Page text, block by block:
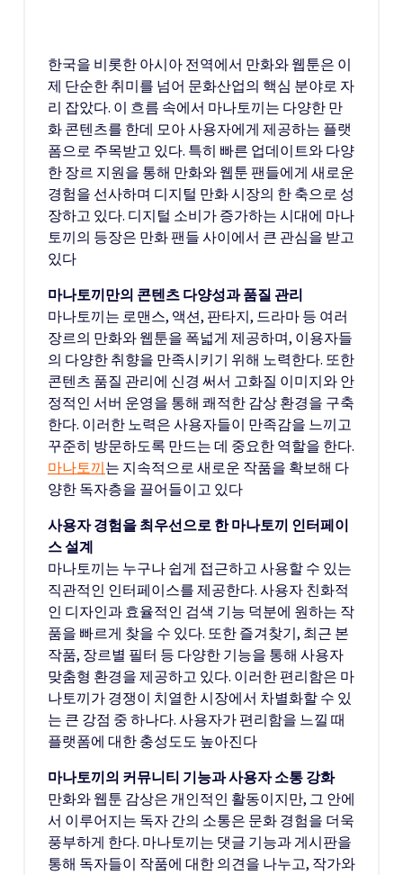
한국을 비롯한 아시아 전역에서 만화와 웹툰은 이
제 단순한 취미를 넘어 문화산업의 핵심 분야로 자
리 잡았다. 이 흐름 속에서 마나토끼는 다양한 만
화 콘텐츠를 한데 모아 사용자에게 제공하는 플랫
폼으로 주목받고 있다. 특히 빠른 업데이트와 다양
한 장르 지원을 통해 만화와 웹툰 팬들에게 새로운
경험을 선사하며 디지털 만화 시장의 한 축으로 성
장하고 있다. 디지털 소비가 증가하는 시대에 마나
토끼의 등장은 만화 팬들 사이에서 큰 관심을 받고
있다
마나토끼만의 콘텐츠 다양성과 품질 관리
마나토끼는 로맨스, 액션, 판타지, 드라마 등 여러
장르의 만화와 웹툰을 폭넓게 제공하며, 이용자들
의 다양한 취향을 만족시키기 위해 노력한다. 또한
콘텐츠 품질 관리에 신경 써서 고화질 이미지와 안
정적인 서버 운영을 통해 쾌적한 감상 환경을 구축
한다. 이러한 노력은 사용자들이 만족감을 느끼고
꾸준히 방문하도록 만드는 데 중요한 역할을 한다.
마나토끼는 지속적으로 새로운 작품을 확보해 다
양한 독자층을 끌어들이고 있다
사용자 경험을 최우선으로 한 마나토끼 인터페이
스 설계
마나토끼는 누구나 쉽게 접근하고 사용할 수 있는
직관적인 인터페이스를 제공한다. 사용자 친화적
인 디자인과 효율적인 검색 기능 덕분에 원하는 작
품을 빠르게 찾을 수 있다. 또한 즐겨찾기, 최근 본
작품, 장르별 필터 등 다양한 기능을 통해 사용자
맞춤형 환경을 제공하고 있다. 이러한 편리함은 마
나토끼가 경쟁이 치열한 시장에서 차별화할 수 있
는 큰 강점 중 하나다. 사용자가 편리함을 느낄 때
플랫폼에 대한 충성도도 높아진다
마나토끼의 커뮤니티 기능과 사용자 소통 강화
만화와 웹툰 감상은 개인적인 활동이지만, 그 안에
서 이루어지는 독자 간의 소통은 문화 경험을 더욱
풍부하게 한다. 마나토끼는 댓글 기능과 게시판을
통해 독자들이 작품에 대한 의견을 나누고, 작가와